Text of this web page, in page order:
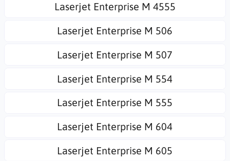
Laserjet Enterprise M 4555
Laserjet Enterprise M 506
Laserjet Enterprise M 507
Laserjet Enterprise M 554
Laserjet Enterprise M 555
Laserjet Enterprise M 604
Laserjet Enterprise M 605